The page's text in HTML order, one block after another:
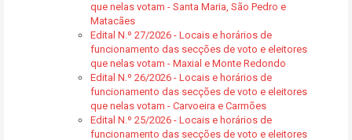
que nelas votam - Santa Maria, São Pedro e
Matacães
Edital N.º 27/2026 - Locais e horários de
funcionamento das secções de voto e eleitores
que nelas votam - Maxial e Monte Redondo
Edital N.º 26/2026 - Locais e horários de
funcionamento das secções de voto e eleitores
que nelas votam - Carvoeira e Carmões
Edital N.º 25/2026 - Locais e horários de
funcionamento das secções de voto e eleitores